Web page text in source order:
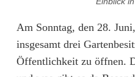
T
a
Am Sonntag, den 28.
insgesamt drei
Öffentlichkeit zu öffnen.